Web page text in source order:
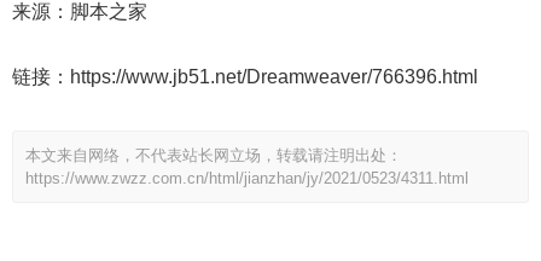
来源：脚本之家
链接：https://www.jb51.net/Dreamweaver/766396.html
本文来自网络，不代表站长网立场，转载请注明出处：
https://www.zwzz.com.cn/html/jianzhan/jy/2021/0523/4311.html